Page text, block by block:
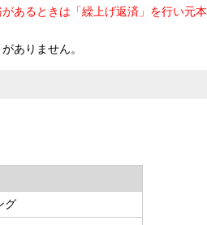
があるときは「繰上げ返済」を行い元本
ありません。
グ